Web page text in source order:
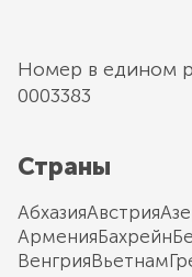
Номер в едином
0003383
Страны
АбхазияАвстрия
АрменияБахрейн
ВенгрияВьетнам